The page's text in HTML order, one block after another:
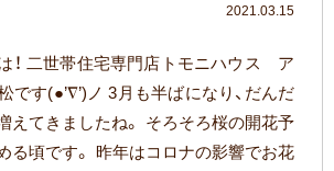
2021.03.15
！ 二世帯住宅専門店トモニハウス ア
です(●’∇’)ノ 3月も半ばになり、だんだ
えてきましたね。 そろそろ桜の開花予
る頃です。 昨年はコロナの影響でお花